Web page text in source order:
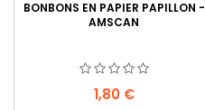
BONBONS EN PAPIER PAPILLON -
AMSCAN
Prix
1,80 €